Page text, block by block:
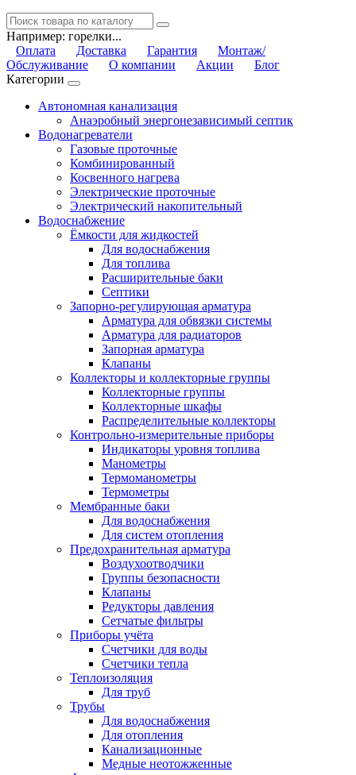
Например: горелки...
Оплата
Доставка Гарантия
Монтаж/
Обслуживание
О компании Акции
Блог
Категории
Автономная канализация
Анаэробный энергонезависимый септик
Водонагреватели
Газовые проточные
Комбинированный
Косвенного нагрева
Электрические проточные
Электрический накопительный
Водоснабжение
Ёмкости для жидкостей
Для водоснабжения
Для топлива
Расширительные баки
Септики
Запорно-регулирующая арматура
Арматура для обвязки системы
Арматура для радиаторов
Запорная арматура
Клапаны
Коллекторы и коллекторные группы
Коллекторные группы
Коллекторные шкафы
Распределительные коллекторы
Контрольно-измерительные приборы
Индикаторы уровня топлива
Манометры
Термоманометры
Термометры
Мембранные баки
Для водоснабжения
Для систем отопления
Предохранительная арматура
Воздухоотводчики
Группы безопасности
Клапаны
Редукторы давления
Сетчатые фильтры
Приборы учёта
Счетчики для воды
Счетчики тепла
Теплоизоляция
Для труб
Трубы
Для водоснабжения
Для отопления
Канализационные
Медные неотожженные